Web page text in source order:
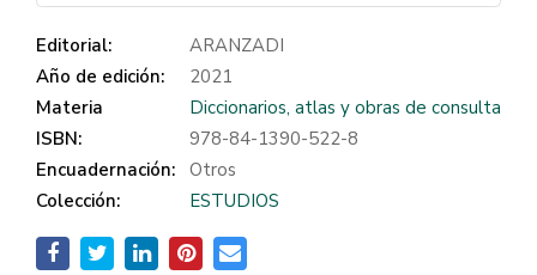
Editorial:
ARANZADI
Año de edición:
2021
Materia
Diccionarios, atlas y obras de consulta
ISBN:
978-84-1390-522-8
Encuadernación: Otros
Colección:
ESTUDIOS